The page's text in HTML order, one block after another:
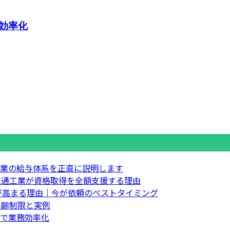
率化
の給与体系を正直に説明します
工業が資格取得を全額支援する理由
まる理由｜今が依頼のベストタイミング
制限と実例
業務効率化